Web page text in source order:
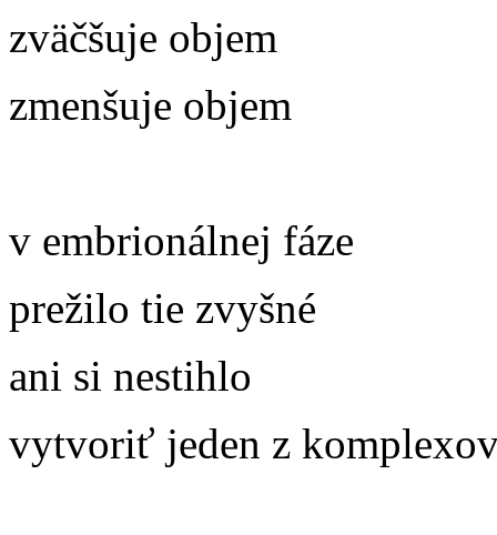
zväčšuje objem
zmenšuje objem
v embrionálnej fáze
prežilo tie zvyšné
ani si nestihlo
vytvoriť jeden z